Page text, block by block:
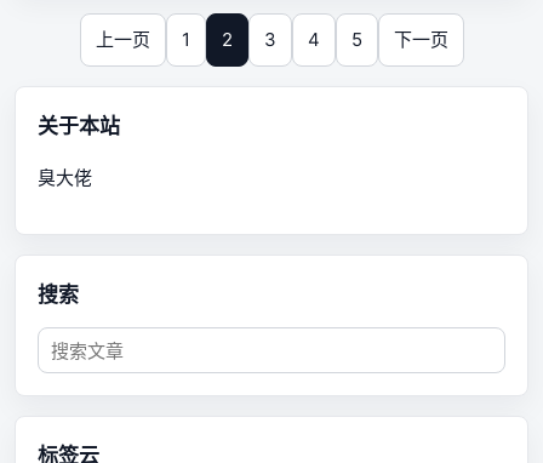
上一页 1 2 3 4 5 下一页
关于本站
臭大佬
搜索
标签云